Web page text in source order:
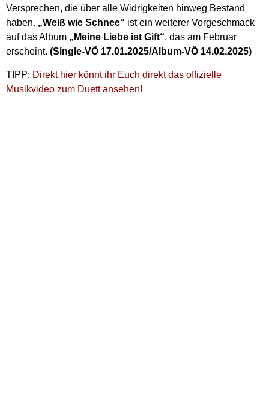
Versprechen, die über alle Widrigkeiten hinweg Bestand
haben. „Weiß wie Schnee“ ist ein weiterer Vorgeschmack
auf das Album „Meine Liebe ist Gift“, das am Februar
erscheint. (Single-VÖ 17.01.2025/Album-VÖ 14.02.2025)
TIPP: Direkt hier könnt ihr Euch direkt das offizielle
Musikvideo zum Duett ansehen!